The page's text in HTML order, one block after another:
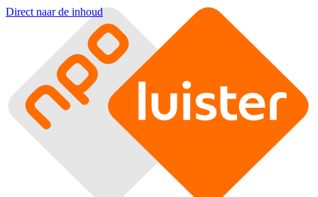
Direct naar de inhoud